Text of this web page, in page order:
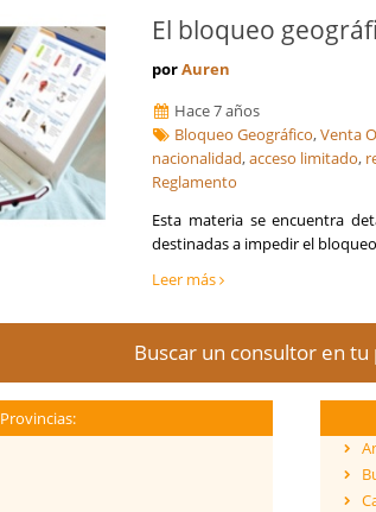
El bloqueo
porAuren
Hace 7 años
Bloqueo Geográfico,Venta
nacionalidad,acceso limitado,
Reglamento
Esta materia se encuentra
destinadas a impedir el
Leer más
Buscar un consultor en tu
Provincias: